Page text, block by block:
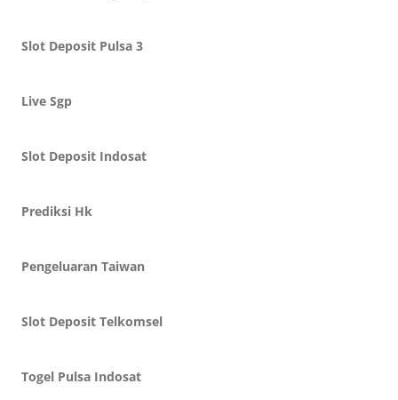
Slot Deposit Pulsa 3
Live Sgp
Slot Deposit Indosat
Prediksi Hk
Pengeluaran Taiwan
Slot Deposit Telkomsel
Togel Pulsa Indosat